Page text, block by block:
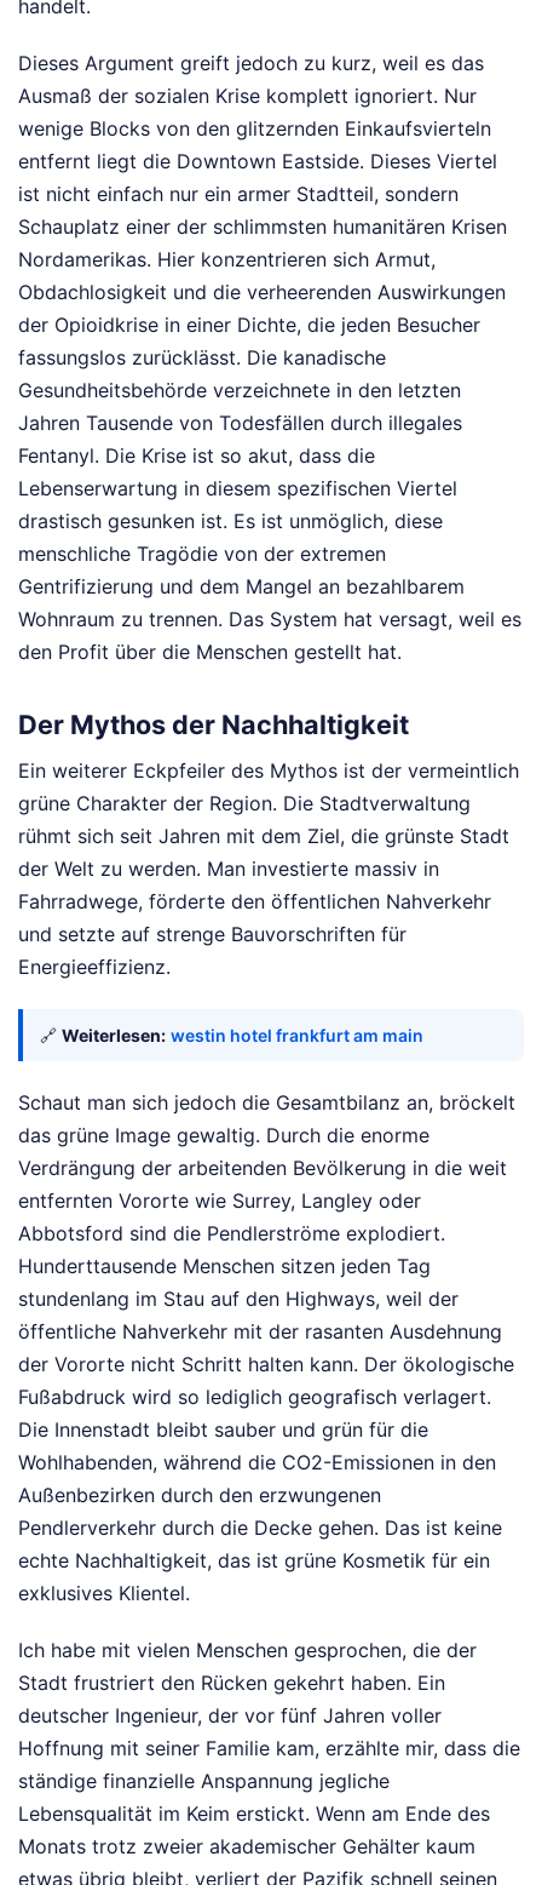
handelt.
Dieses Argument greift jedoch zu kurz, weil es das
Ausmaß der sozialen Krise komplett ignoriert. Nur
wenige Blocks von den glitzernden Einkaufsvierteln
entfernt liegt die Downtown Eastside. Dieses Viertel
ist nicht einfach nur ein armer Stadtteil, sondern
Schauplatz einer der schlimmsten humanitären Krisen
Nordamerikas. Hier konzentrieren sich Armut,
Obdachlosigkeit und die verheerenden Auswirkungen
der Opioidkrise in einer Dichte, die jeden Besucher
fassungslos zurücklässt. Die kanadische
Gesundheitsbehörde verzeichnete in den letzten
Jahren Tausende von Todesfällen durch illegales
Fentanyl. Die Krise ist so akut, dass die
Lebenserwartung in diesem spezifischen Viertel
drastisch gesunken ist. Es ist unmöglich, diese
menschliche Tragödie von der extremen
Gentrifizierung und dem Mangel an bezahlbarem
Wohnraum zu trennen. Das System hat versagt, weil es
den Profit über die Menschen gestellt hat.
Der Mythos der Nachhaltigkeit
Ein weiterer Eckpfeiler des Mythos ist der vermeintlich
grüne Charakter der Region. Die Stadtverwaltung
rühmt sich seit Jahren mit dem Ziel, die grünste Stadt
der Welt zu werden. Man investierte massiv in
Fahrradwege, förderte den öffentlichen Nahverkehr
und setzte auf strenge Bauvorschriften für
Energieeffizienz.
🔗 Weiterlesen: westin hotel frankfurt am main
Schaut man sich jedoch die Gesamtbilanz an, bröckelt
das grüne Image gewaltig. Durch die enorme
Verdrängung der arbeitenden Bevölkerung in die weit
entfernten Vororte wie Surrey, Langley oder
Abbotsford sind die Pendlerströme explodiert.
Hunderttausende Menschen sitzen jeden Tag
stundenlang im Stau auf den Highways, weil der
öffentliche Nahverkehr mit der rasanten Ausdehnung
der Vororte nicht Schritt halten kann. Der ökologische
Fußabdruck wird so lediglich geografisch verlagert.
Die Innenstadt bleibt sauber und grün für die
Wohlhabenden, während die CO2-Emissionen in den
Außenbezirken durch den erzwungenen
Pendlerverkehr durch die Decke gehen. Das ist keine
echte Nachhaltigkeit, das ist grüne Kosmetik für ein
exklusives Klientel.
Ich habe mit vielen Menschen gesprochen, die der
Stadt frustriert den Rücken gekehrt haben. Ein
deutscher Ingenieur, der vor fünf Jahren voller
Hoffnung mit seiner Familie kam, erzählte mir, dass die
ständige finanzielle Anspannung jegliche
Lebensqualität im Keim erstickt. Wenn am Ende des
Monats trotz zweier akademischer Gehälter kaum
etwas übrig bleibt, verliert der Pazifik schnell seinen